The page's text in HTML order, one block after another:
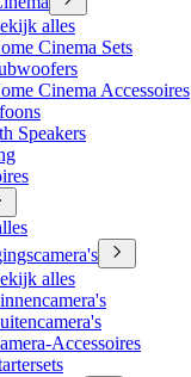
alles
Cinema Sets
Cinema Accessoires
Speakers
alles
Accessoires